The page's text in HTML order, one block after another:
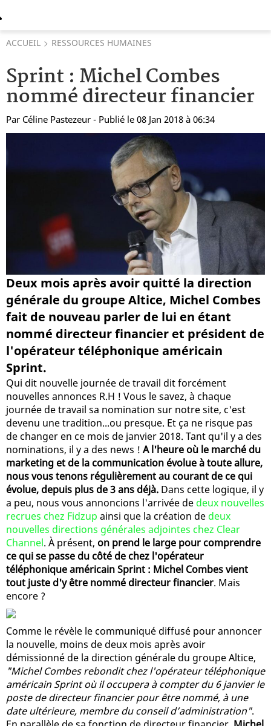
ACCUEIL RESSOURCES HUMAINES
Sprint : Michel Combes
nommé directeur financier
Par Céline Pastezeur - Publié le 08 Jan 2018 à 06:34
Deux mois après avoir quitté la direction
générale du groupe Altice, Michel Combes
fait de nouveau parler de lui en étant
nommé directeur financier et président de
l'opérateur téléphonique américain
Sprint.
Qui dit nouvelle journée de travail dit forcément
nouvelles annonces R.H ! Vous le savez, à chaque
journée de travail sa nomination sur notre site, c'est
devenu une tradition...ou presque. Et ça ne risque pas
de changer en ce mois de janvier 2018. Tant qu'il y a des
nominations, il y a des news ! A l'heure où le marché du
marketing et de la communication évolue à toute allure,
nous vous tenons régulièrement au courant de ce qui
évolue, depuis plus de 3 ans déjà. Dans cette logique, il y
a peu, nous vous annoncions l'arrivée de deux nouvelles
recrues chez Fidzup ainsi que la création de deux
nouvelles directions générales adjointes chez Clear
Channel. À présent, on prend le large pour comprendre
ce qui se passe du côté de chez l'opérateur
téléphonique américain Sprint : Michel Combes vient
tout juste d'y être nommé directeur financier. Mais
encore ?
Comme le révèle le communiqué diffusé pour annoncer
la nouvelle, moins de deux mois après avoir
démissionné de la direction générale du groupe Altice,
"Michel Combes rebondit chez l'opérateur téléphonique
américain Sprint où il occupera à compter du 6 janvier le
poste de directeur financier pour être nommé, à une
date ultérieure, membre du conseil d’administration".